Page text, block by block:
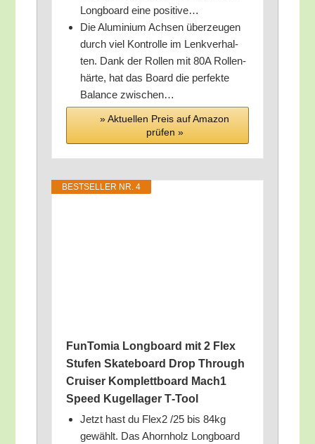
Long­board eine positive…
Die Alu­mi­ni­um Ach­sen über­zeu­gen
durch viel Kon­trol­le im Lenk­ver­hal­
ten. Dank der Rol­len mit 80A Rol­len­
här­te, hat das Board die per­fek­te
Balan­ce zwischen…
» Aktu­el­len Preis auf Ama­zon
prü­fen »
BEST­SEL­LER NR. 4
Fun­To­mia Long­board mit 2 Flex
Stu­fen Skate­board Drop Through
Crui­ser Kom­plett­board Mach1
Speed Kugel­la­ger T‑Tool
Jetzt hast du Flex2 /​25 bis 84kg
gewählt. Das Ahorn­holz Long­board